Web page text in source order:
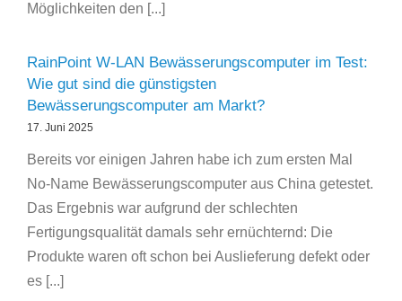
Möglichkeiten den [...]
RainPoint W-LAN Bewässerungscomputer im Test:
Wie gut sind die günstigsten
Bewässerungscomputer am Markt?
17. Juni 2025
Bereits vor einigen Jahren habe ich zum ersten Mal
No-Name Bewässerungscomputer aus China getestet.
Das Ergebnis war aufgrund der schlechten
Fertigungsqualität damals sehr ernüchternd: Die
Produkte waren oft schon bei Auslieferung defekt oder
es [...]